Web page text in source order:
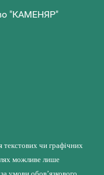
"КАМЕНЯР"
текстових чи графічних
можливе лише